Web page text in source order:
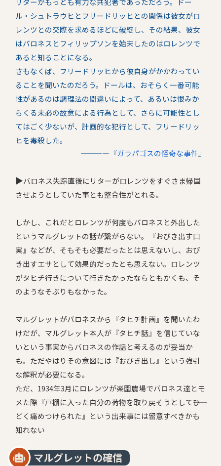
ル・シュトラウヒとフリードリッヒとの関係は彼女がロ
レンツとの交際を求めるほどに破綻し、その結果、彼女
はバロネスとフィリップソンを始末したのはロレンツで
あると知ることになる。
さもなくば、フリードリッヒから彼自身がかかわってい
ることを聞いたのだろう。ドールは、おそらく一番可能
性があるのは調理法の間違いによって、あるいは恨みか
らくる未必の故意による行為として、さらに可能性とし
てはごく少ないが、計画的な犯行として、フリードリッ
ヒを毒殺した。
――――『ガラパゴスの怪奇な事件』
▶︎バロネス失踪直後にリターがロレンツをすぐさま帰国
させようとしていた事とも整合性がとれる。
しかし、これだとロレンツが何度もバロネスと外出した
というマルグレットの話が繋がらない。『おびき出す口
実』などが、そもそも必要だったとは思えないし、おび
き出すエサとして効果的だったとも思えない。ロレンツ
がタヒチ行きについて行きたかった――ならともかくも、そ
のようなそぶりもなかった。
マルグレットがバロネスから『タヒチ計画』を聞いたわ
けだが、マルグレット本人が『タヒチ話』を信じていな
いという事実からバロネスの作話と考えるのが妥当か
も。ただやはりその意図には『おびき出し』という強引
な解釈が必要になる。
ただ、1934年3月にロレンツが楽園農場でバロネス達とモ
メた際『戸棚に入った自分の荷物を取り戻そうとして――ひ
どく痛めつけられた』という出来事には留意すべきかも
知れない
マルグレットの確信